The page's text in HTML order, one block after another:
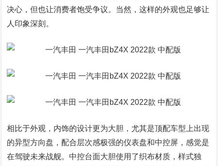
决心，但也让消费者饱受争议。当然，这样的外观也足够让
人印象深刻。
相比于外观，内饰的设计更为大胆，尤其是顶配车型上出现
的异型方向盘，配合层次感极强的仪表盘和中控屏，感觉是
在驾驶未来战舰。中控台面大胆使用了织布材质，样式独